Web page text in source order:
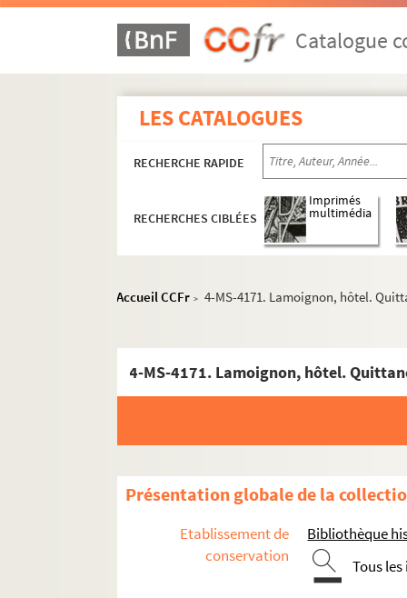
Catalogue
LES CATALOGUES
RECHERCHE RAPIDE
RECHERCHES CIBLÉES
Imprimés
multimédia
Accueil CCFr > 4-MS-4171. Lamoignon, hôtel.
Présentation globale de la
Etablissement de
conservation
Bibliothèque
Tous
Albe - Dragon
4-MS-5587. Flandres, hôtel de. Contrat
4-MS-4165. Fossés-Saint-Germain-
4-MS-4155. Four, rue du. Vente par